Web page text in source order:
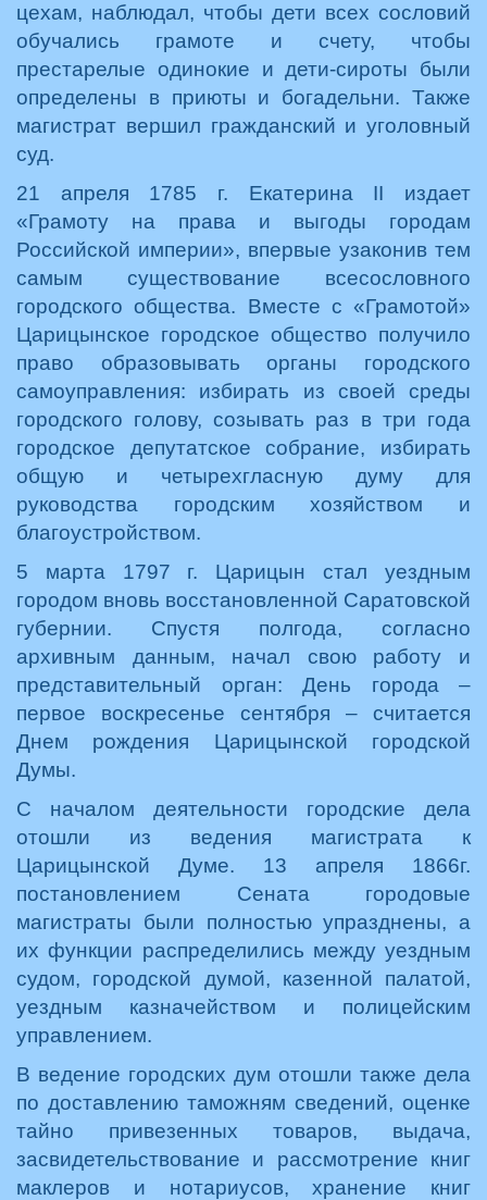
цехам, наблюдал, чтобы дети всех сословий
обучались грамоте и счету, чтобы
престарелые одинокие и дети-сироты были
определены в приюты и богадельни. Также
магистрат вершил гражданский и уголовный
суд.
21 апреля 1785 г. Екатерина II издает
«Грамоту на права и выгоды городам
Российской империи», впервые узаконив тем
самым существование всесословного
городского общества. Вместе с «Грамотой»
Царицынское городское общество получило
право образовывать органы городского
самоуправления: избирать из своей среды
городского голову, созывать раз в три года
городское депутатское собрание, избирать
общую и четырехгласную думу для
руководства городским хозяйством и
благоустройством.
5 марта 1797 г. Царицын стал уездным
городом вновь восстановленной Саратовской
губернии. Спустя полгода, согласно
архивным данным, начал свою работу и
представительный орган: День города –
первое воскресенье сентября – считается
Днем рождения Царицынской городской
Думы.
С началом деятельности городские дела
отошли из ведения магистрата к
Царицынской Думе. 13 апреля 1866г.
постановлением Сената городовые
магистраты были полностью упразднены, а
их функции распределились между уездным
судом, городской думой, казенной палатой,
уездным казначейством и полицейским
управлением.
В ведение городских дум отошли также дела
по доставлению таможням сведений, оценке
тайно привезенных товаров, выдача,
засвидетельствование и рассмотрение книг
маклеров и нотариусов, хранение книг